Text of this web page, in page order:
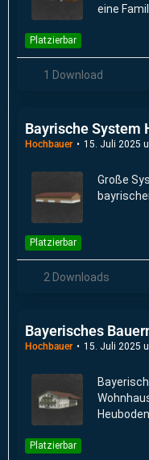
eine
Platzierbar
1 Download
Bayrische System
Hochbauer 15. Juli 2025
Große
Platzierbar
2 Downloads
Bayerisches
Hochbauer 15. Juli 2025
Platzierbar